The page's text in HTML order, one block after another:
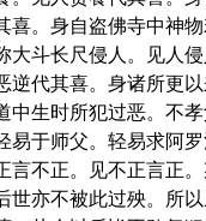
部
经
集
部
教
部
。身自盗佛寺中神
斗长尺侵人。见人
代其喜。身诸所更
中生时所犯过恶。不
易于师父。轻易求阿
言不正。见不正言正
亦不被此过殃。所